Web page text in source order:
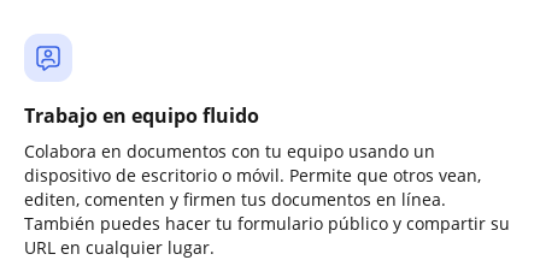
Trabajo en equipo fluido
Colabora en documentos con tu equipo usando un
dispositivo de escritorio o móvil. Permite que otros vean,
editen, comenten y firmen tus documentos en línea.
También puedes hacer tu formulario público y compartir su
URL en cualquier lugar.